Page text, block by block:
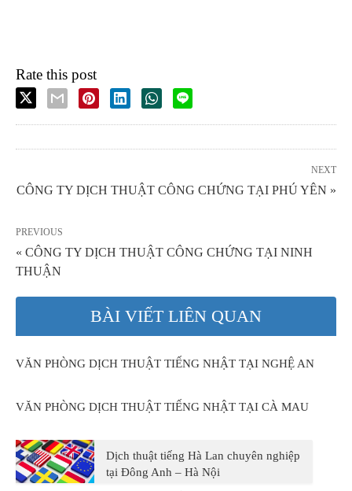
Rate this post
NEXT
CÔNG TY DỊCH THUẬT CÔNG CHỨNG TẠI PHÚ YÊN »
PREVIOUS
« CÔNG TY DỊCH THUẬT CÔNG CHỨNG TẠI NINH
THUẬN
BÀI VIẾT LIÊN QUAN
VĂN PHÒNG DỊCH THUẬT TIẾNG NHẬT TẠI NGHỆ AN
VĂN PHÒNG DỊCH THUẬT TIẾNG NHẬT TẠI CÀ MAU
Dịch thuật tiếng Hà Lan chuyên nghiệp
tại Đông Anh – Hà Nội